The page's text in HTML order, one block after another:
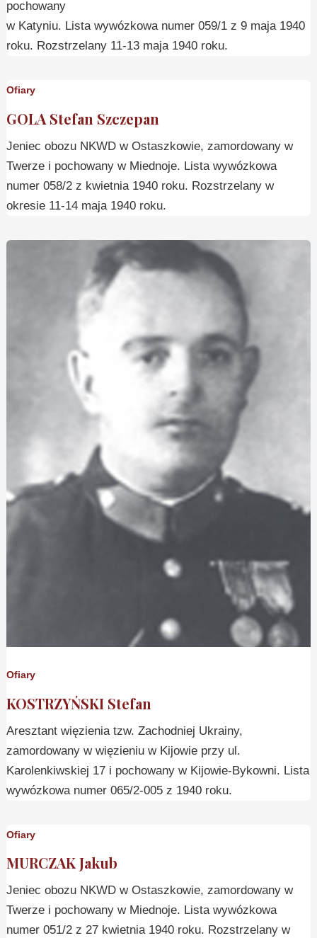
pochowany
w Katyniu. Lista wywózkowa numer 059/1 z 9 maja 1940
roku. Rozstrzelany 11-13 maja 1940 roku.
Ofiary
GOLA Stefan Szczepan
Jeniec obozu NKWD w Ostaszkowie, zamordowany w
Twerze i pochowany w Miednoje. Lista wywózkowa
numer 058/2 z kwietnia 1940 roku. Rozstrzelany w
okresie 11-14 maja 1940 roku.
Ofiary
KOSTRZYŃSKI Stefan
Aresztant więzienia tzw. Zachodniej Ukrainy,
zamordowany w więzieniu w Kijowie przy ul.
Karolenkiwskiej 17 i pochowany w Kijowie-Bykowni. Lista
wywózkowa numer 065/2-005 z 1940 roku.
Ofiary
MURCZAK Jakub
Jeniec obozu NKWD w Ostaszkowie, zamordowany w
Twerze i pochowany w Miednoje. Lista wywózkowa
numer 051/2 z 27 kwietnia 1940 roku. Rozstrzelany w